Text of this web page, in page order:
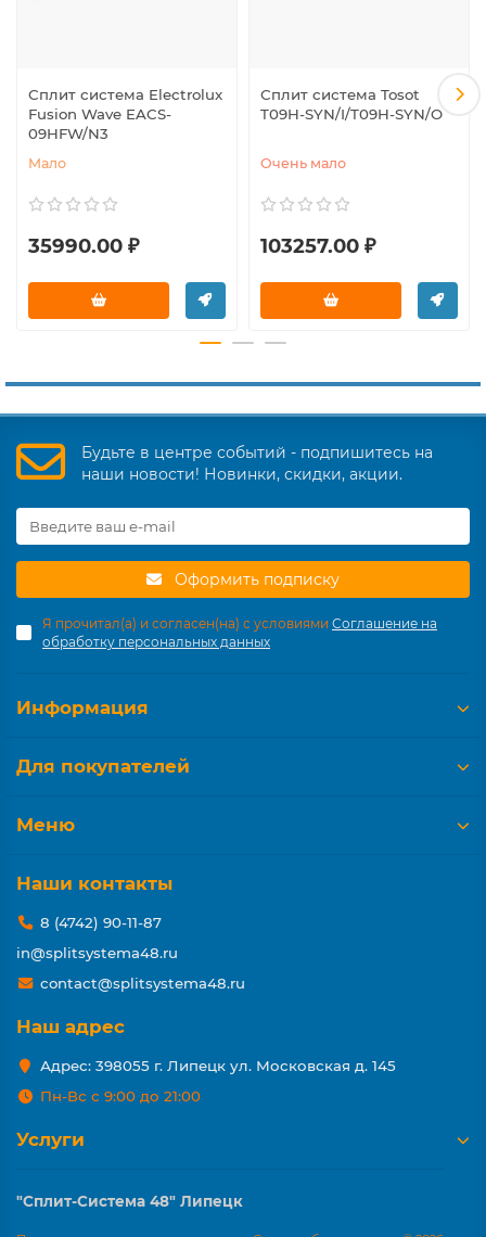
Сплит система Electrolux
Fusion Wave EACS-
09HFW/N3
Мало
35990.00 ₽
Сплит система Tosot
T09H-SYN/I/T09H-SYN/O
Очень мало
103257.00 ₽
Будьте в центре событий - подпишитесь на
наши новости! Новинки, скидки, акции.
Оформить подписку
Я прочитал(а) и согласен(на) с условиями Соглашение на
обработку персональных данных
Информация
Для покупателей
Меню
Наши контакты
8 (4742) 90-11-87
in@splitsystema48.ru
contact@splitsystema48.ru
Наш адрес
Адрес: 398055 г. Липецк ул. Московская д. 145
Пн-Вс с 9:00 до 21:00
Услуги
"Сплит-Система 48" Липецк